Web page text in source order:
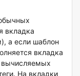
вкладка
а если шаблон
вкладка
На вкладки